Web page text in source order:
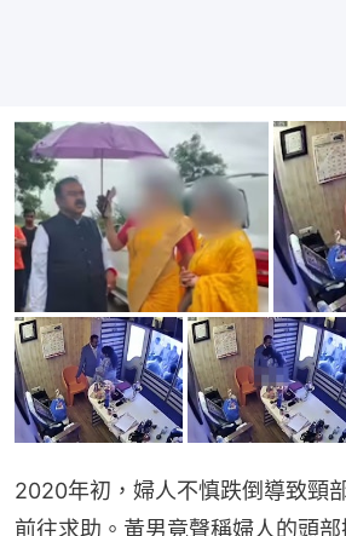
2020年初，婦人不慎跌倒導致頸
前往求助。黃男竟聲稱婦人的頭